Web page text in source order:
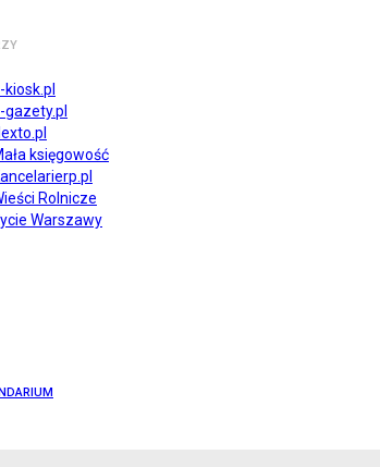
kiosk.pl
gazety.pl
księgowość
Rolnicze
Warszawy